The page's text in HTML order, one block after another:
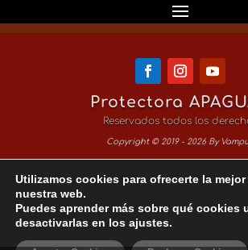
Protectora
Reservados todos los
Copyright © 2019 - 2026 By
Aviso Legal
Política de Privacidad
Política de Cookies
Utilizamos cookies para ofrecerte la
nuestra web.
Puedes aprender más sobre qué cookies
desactivarlas en los ajustes.